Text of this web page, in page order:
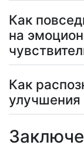
Как
на
Как
улучшения